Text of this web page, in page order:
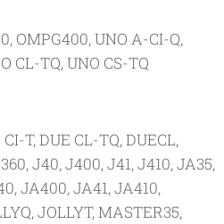
OMPG400, UNO A-CI-Q,
CL-TQ, UNO CS-TQ
T, DUE CL-TQ, DUECL,
J40, J400, J41, J410, JA35,
JA400, JA41, JA410,
JOLLYT, MASTER35,